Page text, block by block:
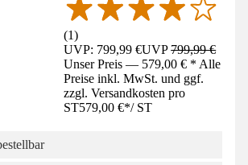
(1)
UVP: 799,99 €UVP799,99 €
Unser Preis — 579,00 € * Alle
Preise inkl. MwSt. und ggf.
zzgl. Versandkosten pro
ST579,00 €*/ ST